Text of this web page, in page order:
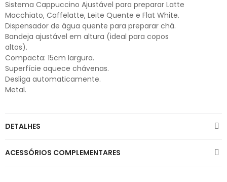
Sistema Cappuccino Ajustável para preparar Latte
Macchiato, Caffelatte, Leite Quente e Flat White.
Dispensador de água quente para preparar chá.
Bandeja ajustável em altura (ideal para copos
altos).
Compacta: 15cm largura.
Superfície aquece chávenas.
Desliga automaticamente.
Metal.
DETALHES
ACESSÓRIOS COMPLEMENTARES